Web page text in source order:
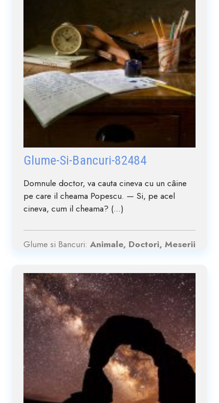
Glume-Si-Bancuri-82484
Domnule doctor, va cauta cineva cu un câine
pe care il cheama Popescu. — Si, pe acel
cineva, cum il cheama? (...)
Glume si Bancuri: Animale, Doctori, Meserii